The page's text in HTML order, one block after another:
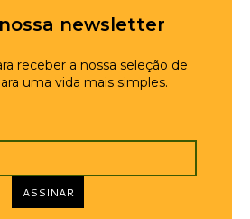
newsletter
receber a nossa seleção de
uma vida mais simples.
ASSINAR